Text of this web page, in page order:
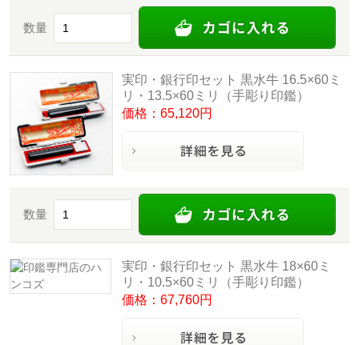
数量
実印・銀行印セット 黒水牛 16.5×60ミ
リ・13.5×60ミリ（手彫り印鑑）
価格：65,120円
数量
実印・銀行印セット 黒水牛 18×60ミ
リ・10.5×60ミリ（手彫り印鑑）
価格：67,760円